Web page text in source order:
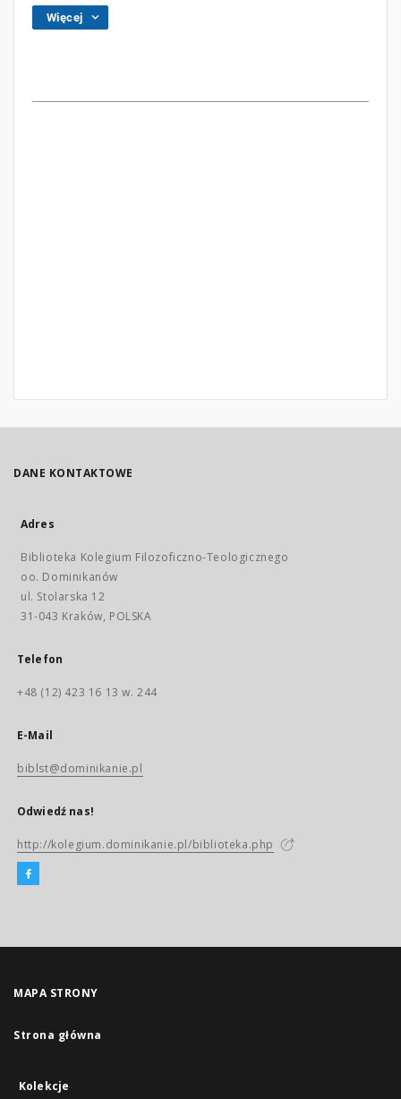
Więcej
DANE KONTAKTOWE
Adres
Biblioteka Kolegium Filozoficzno-Teologicznego
oo. Dominikanów
ul. Stolarska 12
31-043 Kraków, POLSKA
Telefon
+48 (12) 423 16 13 w. 244
E-Mail
biblst@dominikanie.pl
Odwiedź nas!
http://kolegium.dominikanie.pl/biblioteka.php
MAPA STRONY
Strona główna
Kolekcje